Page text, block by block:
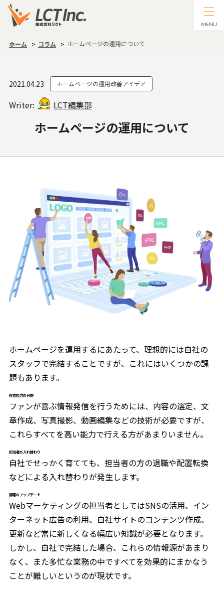
MENU
ホーム コラム ホームページの運用について
2021.04.23 ホームページの運用改善アイデア
Writer: LCT編集部
ホームページの運用について
ホームページを運用するにあたって、理想的には自社の
スタッフで完結することですが、これにはいくつかの課
題もあります。
得意能力の分野
ファンが喜ぶ情報発信を行うためには、内容の選定、文
章作成、写真撮影、動画編集などの技術が必要ですが、
これらすべてを高い能力で行える方があまりいません。
担当者の入れ替わり
自社でせっかく育てても、担当者の方の退職や配置転換
などによる入れ替わりが発生します。
情報のアップデート
Webマーケティングの担当者としてはSNSの活用、イン
ターネット広告の利用、自社サイトのコンテンツ作成、
更新など常に新しくなる幅広い知識が必要となります。
しかし、自社で完結した場合、これらの情報源があまり
なく、また多忙な業務の中ですべてを効果的にまかなう
ことが難しいというのが現状です。